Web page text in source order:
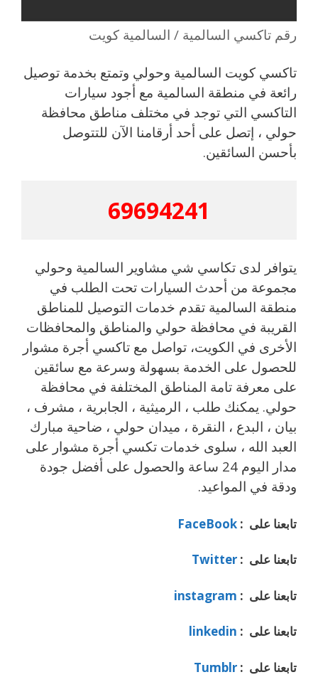
رقم تاكسي السالمية / السالمية كويت
تاكسي كويت السالمية وحولي وتمتع بخدمة توصيل
رائعة في منطقة السالمية مع أجود سيارات
التاكسي التي توجد في مختلف مناطق محافظة
حولي ، إتصل على أحد أرقامنا الآن للتتوصل
بأحسن السائقين.
69694241
يتوافر لدى تكاسي شي مشاوير السالمية وحولي
مجموعة من أحدث السيارات تحت الطلب في
منطقة السالمية تقدم خدمات التوصيل للمناطق
القريبة في محافظة حولي والمناطق والمحافظات
الأخرى في الكويت، تواصل مع تاكسي أجرة مشوار
للحصول على الخدمة بسهولة وسرعة مع سائقين
على معرفة تامة المناطق المختلفة في محافظة
حولي. يمكنك طلب ، الرميثية ، الجابرية ، مشرف ،
بيان ، البدع ، النقرة ، ميدان حولي ، ضاحية مبارك
العبد الله ، سلوى خدمات تكسي أجرة مشوار على
مدار اليوم 24 ساعة والحصول على أفضل جودة
ودقة في المواعيد.
تابعنا على : FaceBook
تابعنا على : Twitter
تابعنا على : instagram
تابعنا على : linkedin
تابعنا على : Tumblr